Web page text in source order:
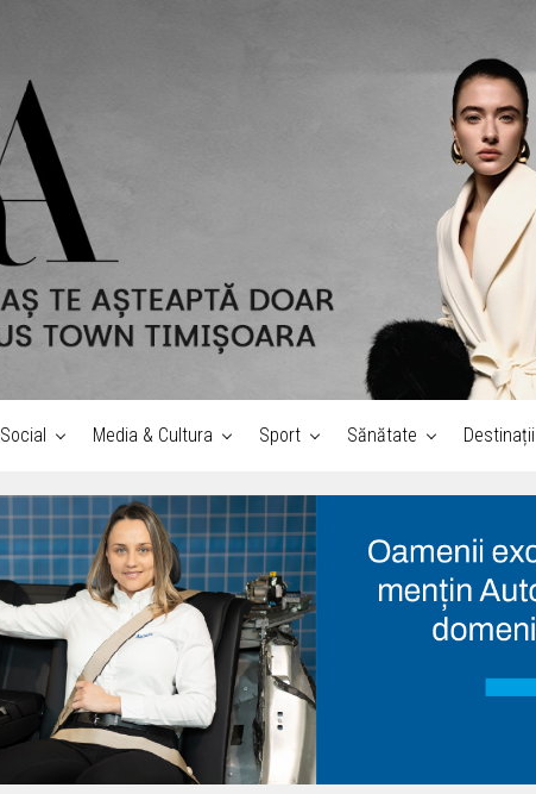
Social Media & Cultura Sport Sănătate Destinații